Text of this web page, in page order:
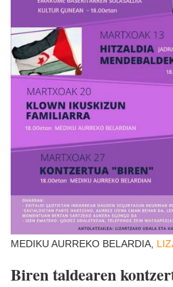
MEDIKU AURREKO BELARDIA,
Biren taldearen